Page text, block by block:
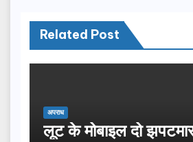
Related Post
अपराध
लूट के मोबाइल दो